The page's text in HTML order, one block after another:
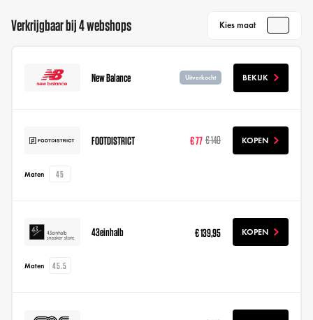
Verkrijgbaar bij 4 webshops Kies maat
New Balance Uitverkocht BEKIJK
FOOTDISTRICT € 77 € 140 KOPEN
Maten 45
43einhalb € 139,95 KOPEN
Maten 45.5